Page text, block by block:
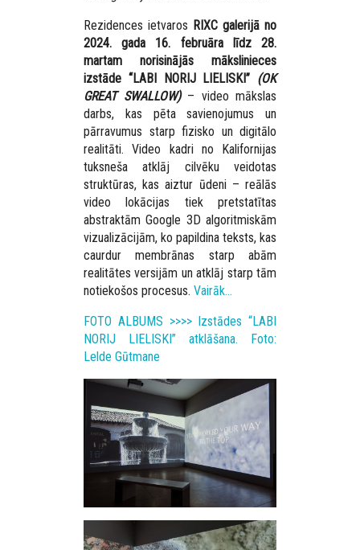
Rezidences ietvaros RIXC galerijā no
2024. gada 16. februāra līdz 28.
martam norisinājās mākslinieces
izstāde “LABI NORIJ LIELISKI” (OK
GREAT SWALLOW)– video mākslas
darbs, kas pēta savienojumus un
pārravumus starp fizisko un digitālo
realitāti. Video kadri no Kalifornijas
tuksneša atklāj cilvēku veidotas
struktūras, kas aiztur ūdeni – reālās
video lokācijas tiek pretstatītas
abstraktām Google 3D algoritmiskām
vizualizācijām, ko papildina teksts, kas
caurdur membrānas starp abām
realitātes versijām un atklāj starp tām
notiekošos procesus. Vairāk…
FOTO ALBUMS >>>> Izstādes “LABI
NORIJ LIELISKI” atklāšana. Foto:
Lelde Gūtmane